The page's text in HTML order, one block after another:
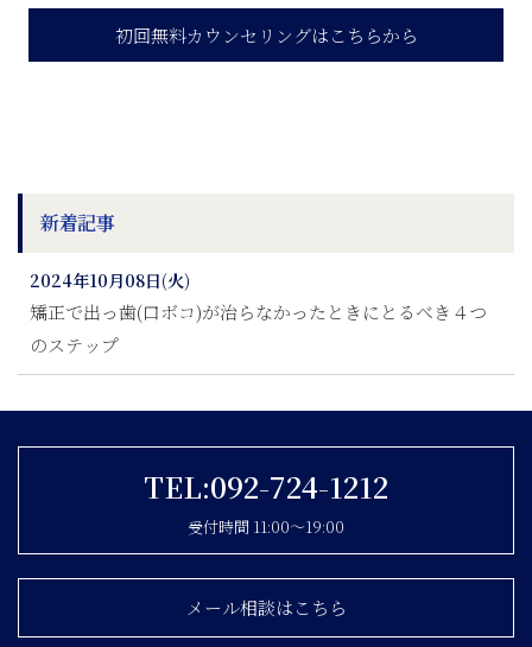
初回無料カウンセリングはこちらから
新着記事
2024年10月08日(火)
矯正で出っ歯(口ボコ)が治らなかったときにとるべき４つ
のステップ
TEL:092-724-1212
受付時間 11:00〜19:00
メール相談はこちら